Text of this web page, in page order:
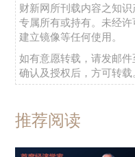
财新网所刊载内容之知
专属所有或持有。未经
建立镜像等任何使用。
如有意愿转载，请发邮件
确认及授权后，方可转载
推荐阅读